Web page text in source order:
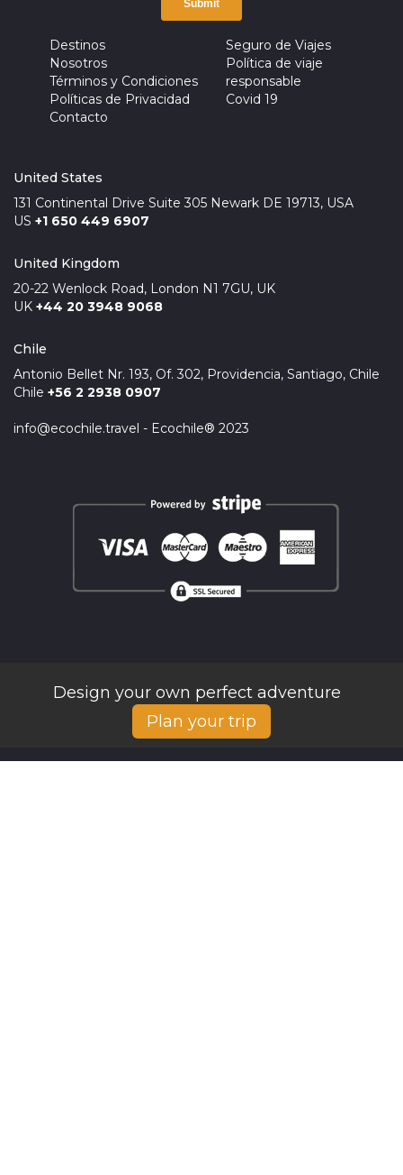
Destinos
Nosotros
Términos y Condiciones
Políticas de Privacidad
Contacto
Seguro de Viajes
Política de viaje
responsable
Covid 19
United States
131 Continental Drive Suite 305 Newark DE 19713, USA
US +1 650 449 6907
United Kingdom
20-22 Wenlock Road, London N1 7GU, UK
UK +44 20 3948 9068
Chile
Antonio Bellet Nr. 193, Of. 302, Providencia, Santiago, Chile
Chile +56 2 2938 0907
info@ecochile.travel - Ecochile® 2023
Design your own perfect adventure
Plan your trip